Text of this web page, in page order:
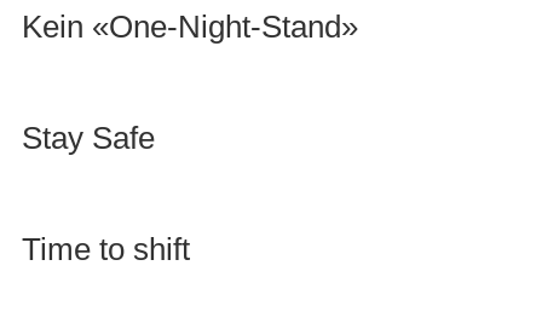
Kein «One-Night-Stand»
Stay Safe
Time to shift